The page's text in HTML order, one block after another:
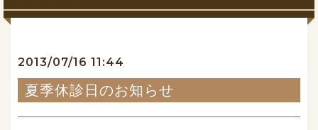
2013/07/16 11:44
夏季休診日のお知らせ